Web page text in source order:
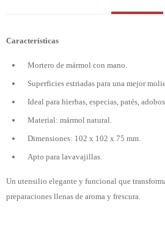
Características
Mortero de mármol con mano.
Superficies estriadas para una mejor
Ideal para hierbas, especias, patés,
Material: mármol natural.
Dimensiones: 102 x 102 x 75 mm.
Apto para lavavajillas.
Un utensilio elegante y funcional que
preparaciones llenas de aroma y frescura.